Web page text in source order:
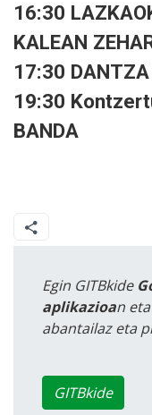
16:30
KALEAN
17:30 DANTZA
19:30
BANDA
Egin GITBkide
aplikazioan
abantailaz eta
GITBkide